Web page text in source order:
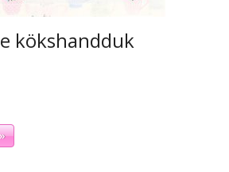
kökshandduk